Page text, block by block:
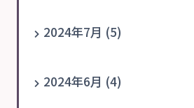
2024年7月 (5)
2024年6月 (4)